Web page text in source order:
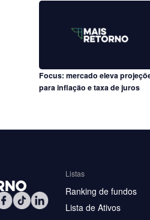
Focus: mercado eleva
para inflação e taxa de juros
Listas
Ranking de fundos
Lista de Ativos